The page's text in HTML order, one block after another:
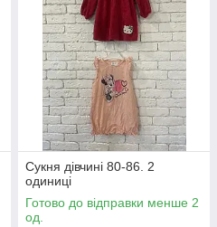
Сукня дівчині 80-86. 2
одиниці
Готово до відправки менше 2
од.